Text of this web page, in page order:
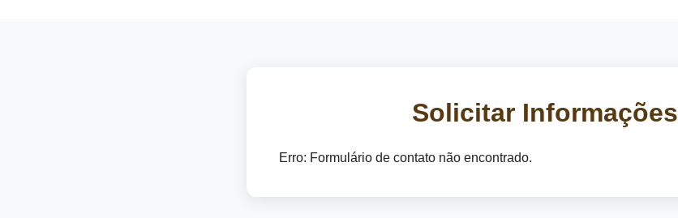
Solicitar Informações
Erro: Formulário de contato não encontrado.